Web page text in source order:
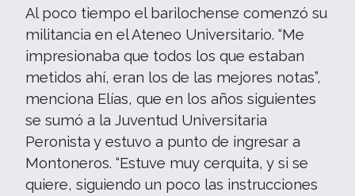
Al poco tiempo el barilochense comenzó su
militancia en el Ateneo Universitario. “Me
impresionaba que todos los que estaban
metidos ahí, eran los de las mejores notas”,
menciona Elías, que en los años siguientes
se sumó a la Juventud Universitaria
Peronista y estuvo a punto de ingresar a
Montoneros. “Estuve muy cerquita, y si se
quiere, siguiendo un poco las instrucciones